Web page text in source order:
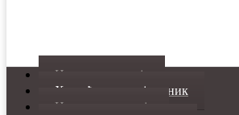
Наука и религија
Хришћански појмовник
Црквена историја